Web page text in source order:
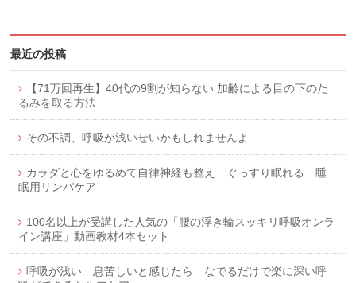
最近の投稿
【71万回再生】40代の9割が知らない 加齢による目の下のた
るみを取る方法
その不調、呼吸が浅いせいかもしれませんよ
カラダと心をゆるめて自律神経も整え ぐっすり眠れる 睡
眠用リンパケア
100名以上が受講した人気の「腰の浮き輪スッキリ呼吸オンラ
イン講座」動画教材4本セット
呼吸が浅い 息苦しいと感じたら なでるだけで楽に深い呼